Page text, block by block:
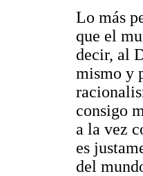
Lo más
que el
decir, al
mismo y
consigo
a la vez
es
del